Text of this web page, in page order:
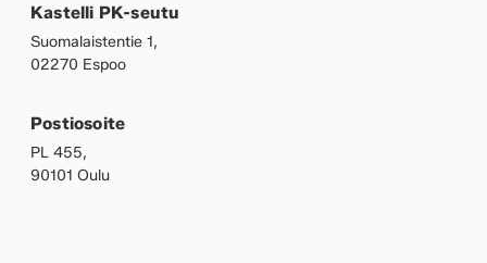
Kastelli PK-seutu
Suomalaistentie 1,
02270 Espoo
Postiosoite
PL 455,
90101 Oulu